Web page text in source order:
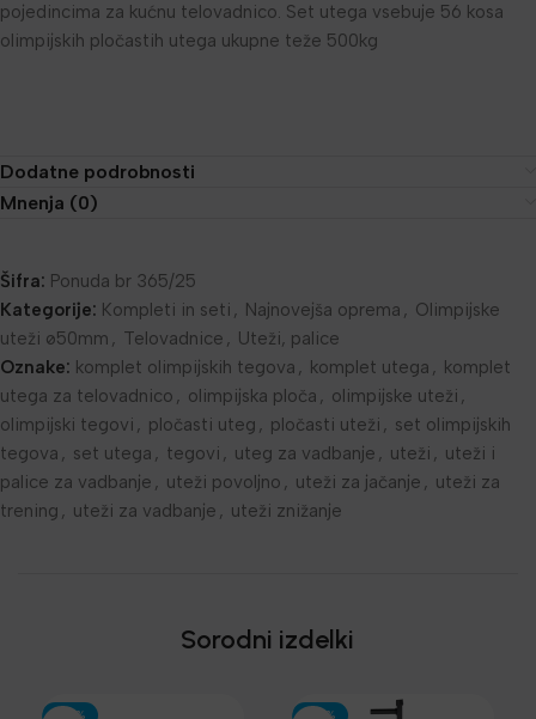
pojedincima za kućnu telovadnico. Set utega vsebuje 56 kosa
olimpijskih pločastih utega ukupne teže 500kg
Dodatne podrobnosti
Mnenja (0)
Šifra: Ponuda br 365/25
Kategorije: Kompleti in seti , Najnovejša oprema , Olimpijske
uteži ø50mm , Telovadnice , Uteži, palice
Oznake: komplet olimpijskih tegova , komplet utega , komplet
utega za telovadnico , olimpijska ploča , olimpijske uteži ,
olimpijski tegovi , pločasti uteg , pločasti uteži , set olimpijskih
tegova , set utega , tegovi , uteg za vadbanje , uteži , uteži i
palice za vadbanje , uteži povoljno , uteži za jačanje , uteži za
trening , uteži za vadbanje , uteži znižanje
Sorodni izdelki
-30% -30%